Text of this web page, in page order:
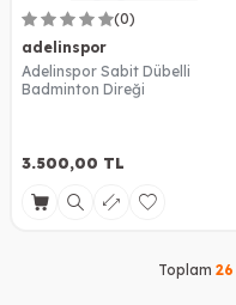
(0)
adelinspor
Adelinspor Sabit Dübelli
Badminton Direği
3.500,00 TL
Toplam 26